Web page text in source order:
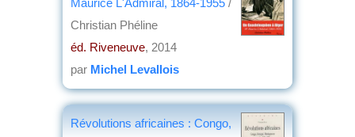
Maurice L'Admiral, 1864-1955 /
Christian Phéline
éd. Riveneuve, 2014
par Michel Levallois
Révolutions africaines : Congo,